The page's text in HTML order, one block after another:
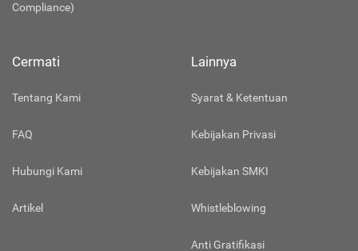
Compliance)
Cermati
Tentang Kami
FAQ
Hubungi Kami
Artikel
Lainnya
Syarat & Ketentuan
Kebijakan Privasi
Kebijakan SMKI
Whistleblowing
Anti Gratifikasi